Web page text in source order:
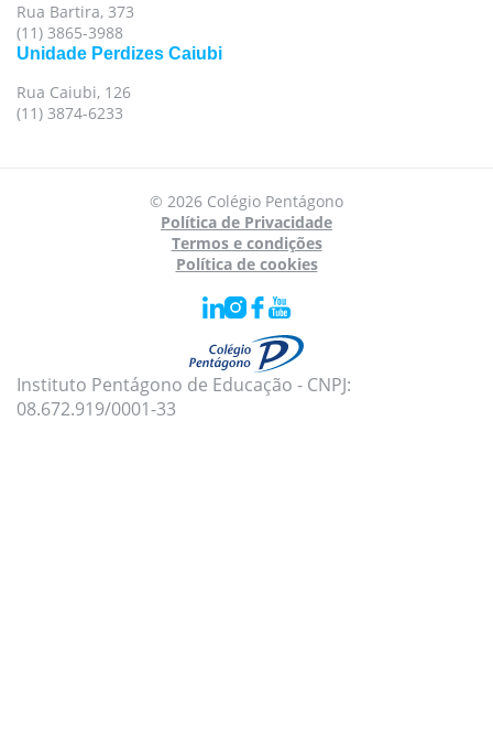
Rua Bartira, 373
(11) 3865-3988
Unidade Perdizes Caiubi
Rua Caiubi, 126
(11) 3874-6233
© 2026 Colégio Pentágono
Política de Privacidade
Termos e condições
Política de cookies
Instituto Pentágono de Educação - CNPJ:
08.672.919/0001-33